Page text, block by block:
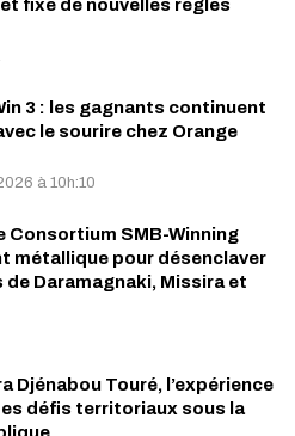
fixe de nouvelles règles
3 : les gagnants continuent
le sourire chez Orange
à 10h:10
Consortium SMB-Winning
métallique pour désenclaver
de Daramagnaki, Missira et
Djénabou Touré, l’expérience
défis territoriaux sous la